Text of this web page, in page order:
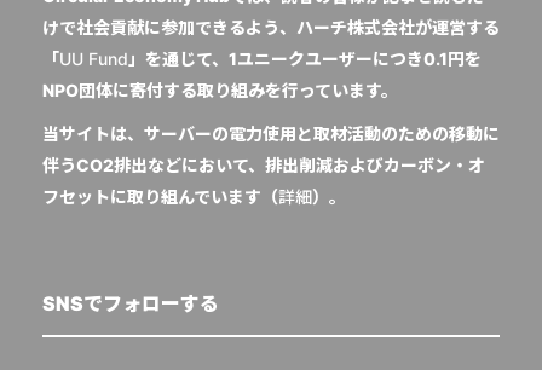
けで社会貢献に参加できるよう、ハーチ株式会社が運営する
「UU Fund 」を通じて、1ユニークユーザーにつき0.1円を
NPO団体に寄付する取り組みを行っています。
当サイトは、サーバーの電力使用と取材活動のための移動に
伴うCO2排出などにおいて、排出削減およびカーボン・オ
フセットに取り組んでいます（詳細）。
SNSでフォローする